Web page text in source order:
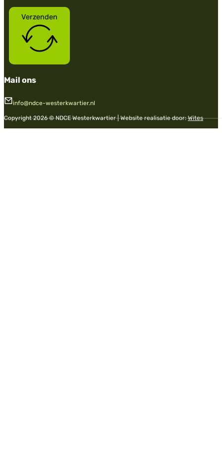
Verzenden
Mail ons
info@ndce-westerkwartier.nl
Copyright 2026 © NDCE Westerkwartier | Website realisatie door:Wites